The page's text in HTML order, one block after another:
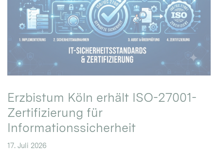
Erzbistum Köln erhält ISO-27001-
Zertifizierung für
Informationssicherheit
17. Juli 2026